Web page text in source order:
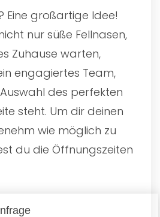
Eine großartige Idee!
nur süße Fellnasen,
Zuhause warten,
engagiertes Team,
des perfekten
steht. Um dir deinen
wie möglich zu
du die Öffnungszeiten